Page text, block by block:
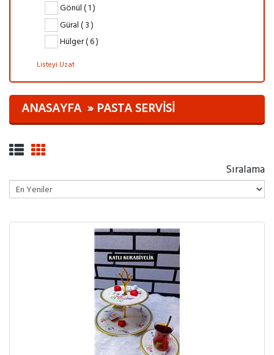
Gönül ( 1 )
Güral ( 3 )
Hülger ( 6 )
Listeyi Uzat
ANASAYFA PASTA SERVISI
Sıralama